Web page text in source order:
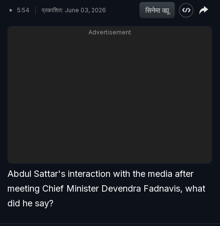
5:54 प्रकाशित: June 03, 2026 सिनेमा व्ह्यू
Advertisement
Abdul Sattar's interaction with the media after
meeting Chief Minister Devendra Fadnavis, what
did he say?